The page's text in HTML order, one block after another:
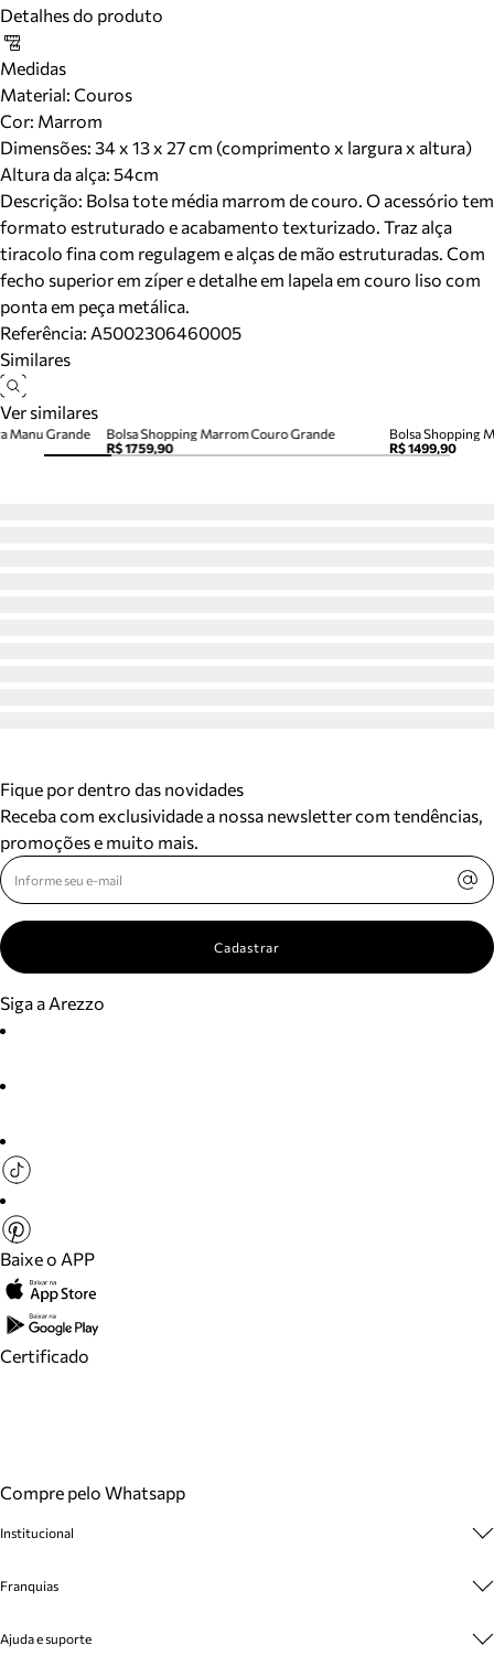
Detalhes do produto
Medidas
Material: Couros
Cor: Marrom
Dimensões: 34 x 13 x 27 cm (comprimento x largura x altura)
Altura da alça: 54cm
Descrição: Bolsa tote média marrom de couro. O acessório tem
formato estruturado e acabamento texturizado. Traz alça
tiracolo fina com regulagem e alças de mão estruturadas. Com
fecho superior em zíper e detalhe em lapela em couro liso com
ponta em peça metálica.
Referência: A5002306460005
Similares
Ver similares
Bolsa Shopping Marrom Couro Grande
R$ 1759,90
R$ 1499,90
Manu Grande
Fique por dentro das novidades
Receba com exclusividade a nossa newsletter com tendências,
promoções e muito mais.
Cadastrar
Siga a Arezzo
Baixe o APP
Certificado
Compre pelo Whatsapp
Institucional
Cashback
Venda Corporativa
Franquias
Plano de Negócio
Ajuda e suporte